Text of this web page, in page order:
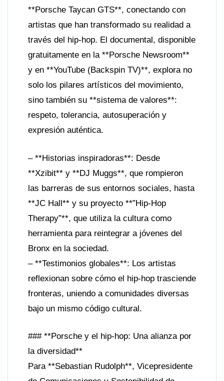
**Porsche Taycan GTS**, conectando con
artistas que han transformado su realidad a
través del hip-hop. El documental, disponible
gratuitamente en la **Porsche Newsroom**
y en **YouTube (Backspin TV)**, explora no
solo los pilares artísticos del movimiento,
sino también su **sistema de valores**:
respeto, tolerancia, autosuperación y
expresión auténtica.
– **Historias inspiradoras**: Desde
**Xzibit** y **DJ Muggs**, que rompieron
las barreras de sus entornos sociales, hasta
**JC Hall** y su proyecto **”Hip-Hop
Therapy”**, que utiliza la cultura como
herramienta para reintegrar a jóvenes del
Bronx en la sociedad.
– **Testimonios globales**: Los artistas
reflexionan sobre cómo el hip-hop trasciende
fronteras, uniendo a comunidades diversas
bajo un mismo código cultural.
### **Porsche y el hip-hop: Una alianza por
la diversidad**
Para **Sebastian Rudolph**, Vicepresidente